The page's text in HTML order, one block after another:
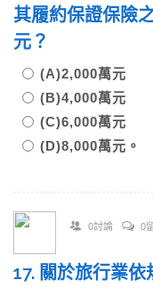
其履約保證保險
元？
(A)2,000萬元
(B)4,000萬元
(C)6,000萬元
(D)8,000萬元。
0討論 0
17. 關於旅行業